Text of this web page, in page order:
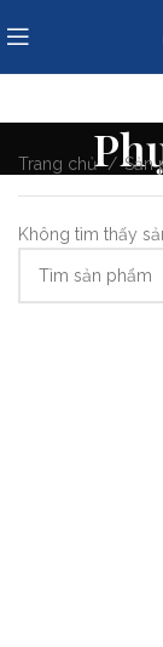
Trang chủ Sản
Không tìm thấy